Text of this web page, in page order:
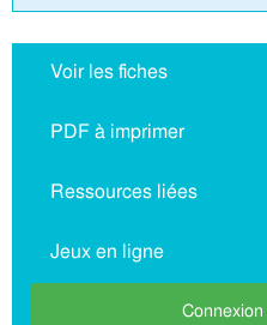
Voir les fiches
PDF à imprimer
Ressources liées
Jeux en ligne